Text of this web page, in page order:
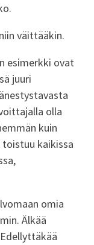
väittääkin.
esimerkki ovat
juuri
olla
kuin
toistuu kaikissa
omia
Älkää